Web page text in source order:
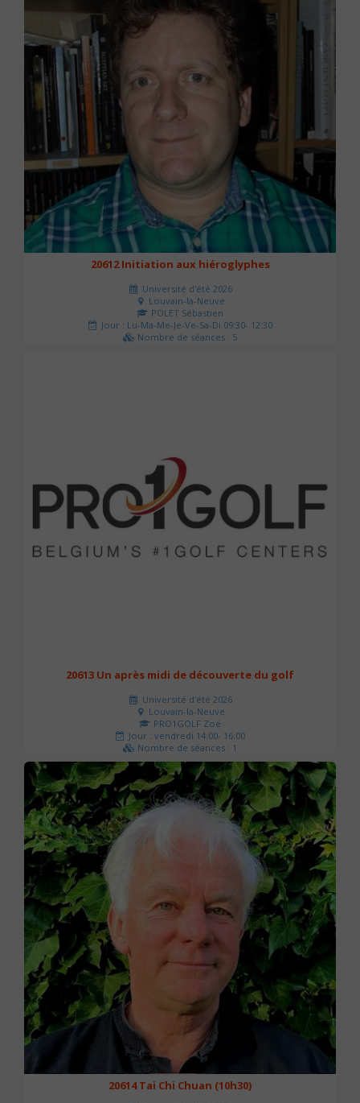
20612 Initiation aux hiéroglyphes
Université d'été 2026
Louvain-la-Neuve
POLET Sébastien
Jour : Lu-Ma-Me-Je-Ve-Sa-Di 09:30- 12:30
Nombre de séances : 5
20613 Un après midi de découverte du golf
Université d'été 2026
Louvain-la-Neuve
PRO1GOLF Zoé
Jour : vendredi 14:00- 16:00
Nombre de séances : 1
45 €
20614 Tai Chi Chuan (10h30)